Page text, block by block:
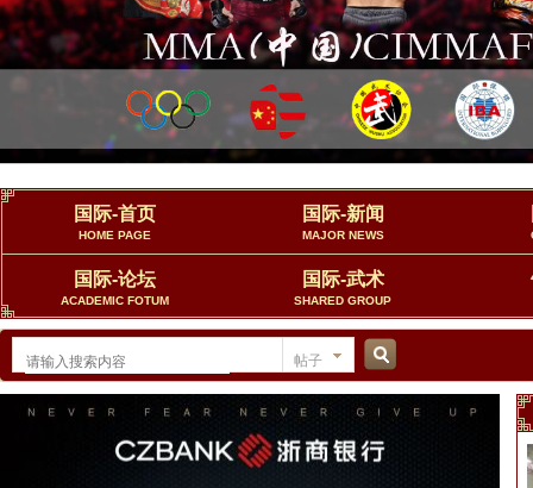
国际-首页
HOME PAGE
国际-新闻
MAJOR NEWS
国际-论坛
ACADEMIC FOTUM
国际-武术
SHARED GROUP
帖子
搜